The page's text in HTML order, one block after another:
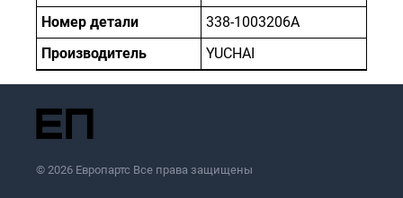
Номер детали
338-1003206A
Производитель
YUCHAI
© 2026 Европартс Все права защищены